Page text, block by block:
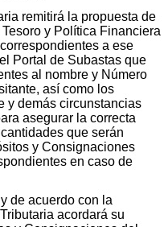
remitirá la propuesta de
y Política Financiera
a ese
Portal de Subastas que
al nombre y Número
así como los
y demás circunstancias
asegurar la correcta
que serán
y Consignaciones
en caso de
de acuerdo con la
acordará su